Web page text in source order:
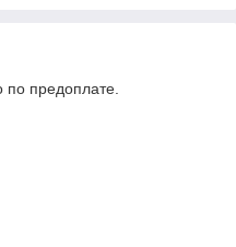
по предоплате.